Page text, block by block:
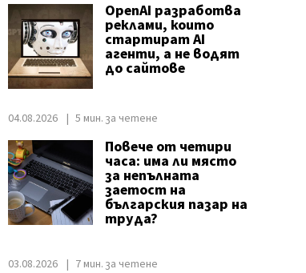
OpenAI разработва
реклами, които
стартират AI
агенти, а не водят
до сайтове
04.08.2026 5 мин. за четене
Повече от четири
часа: има ли място
за непълната
заетост на
българския пазар на
труда?
03.08.2026 7 мин. за четене